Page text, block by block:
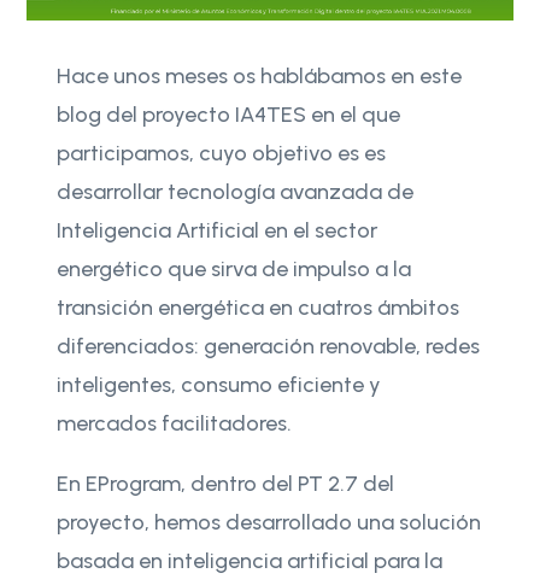
Hace unos meses os hablábamos en este
blog del proyecto IA4TES en el que
participamos, cuyo objetivo es es
desarrollar tecnología avanzada de
Inteligencia Artificial en el sector
energético que sirva de impulso a la
transición energética en cuatros ámbitos
diferenciados: generación renovable, redes
inteligentes, consumo eficiente y
mercados facilitadores.
En EProgram, dentro del PT 2.7 del
proyecto, hemos desarrollado una solución
basada en inteligencia artificial para la